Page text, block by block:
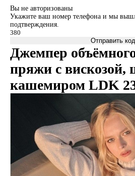
Вы не авторизованы
Укажите ваш номер телефона и мы
подтверждения.
Отправить код
Джемпер
пряжи с вискозой,
кашемиром LDK